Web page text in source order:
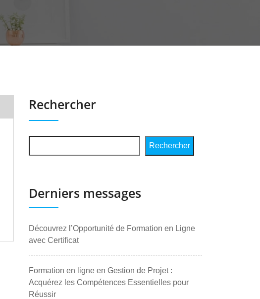
Rechercher
Rechercher
Derniers messages
Découvrez l’Opportunité de Formation en Ligne
avec Certificat
Formation en ligne en Gestion de Projet :
Acquérez les Compétences Essentielles pour
Réussir